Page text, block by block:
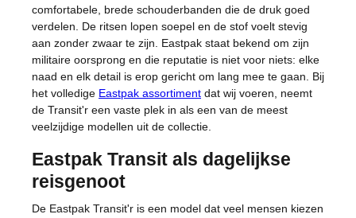
comfortabele, brede schouderbanden die de druk goed
verdelen. De ritsen lopen soepel en de stof voelt stevig
aan zonder zwaar te zijn. Eastpak staat bekend om zijn
militaire oorsprong en die reputatie is niet voor niets: elke
naad en elk detail is erop gericht om lang mee te gaan. Bij
het volledige Eastpak assortiment dat wij voeren, neemt
de Transit'r een vaste plek in als een van de meest
veelzijdige modellen uit de collectie.
Eastpak Transit als dagelijkse
reisgenoot
De Eastpak Transit'r is een model dat veel mensen kiezen